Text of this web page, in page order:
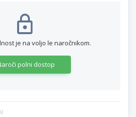
je na voljo le naročnikom.
polni dostop